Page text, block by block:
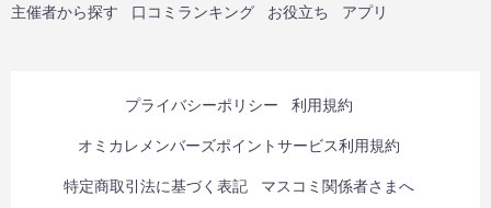
主催者から探す 口コミランキング お役立ち アプリ
プライバシーポリシー 利用規約
オミカレメンバーズポイントサービス利用規約
特定商取引法に基づく表記 マスコミ関係者さまへ